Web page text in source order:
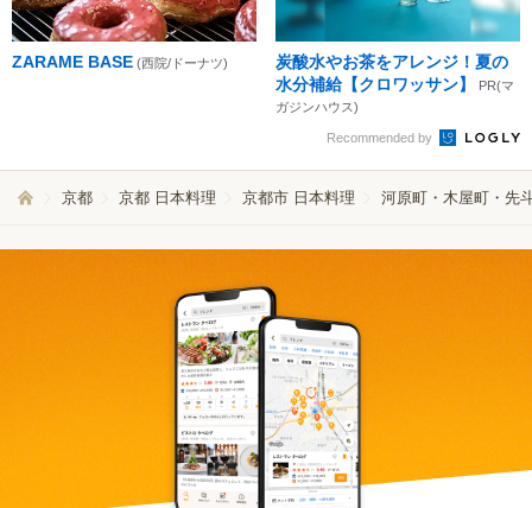
ZARAME BASE (西院/ドーナツ)
炭酸水やお茶をアレンジ！夏の
水分補給【クロワッサン】
PR(マ
ガジンハウス)
Recommended by
京都 京都 日本料理 京都市 日本料理 河原町・木屋町・先